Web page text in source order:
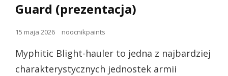
Guard (prezentacja)
Opublikowano
15 maja 2026 noocnikpaints
Myphitic Blight-hauler to jedna z najbardziej
charakterystycznych jednostek armii